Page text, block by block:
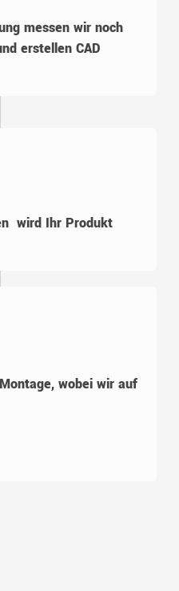
messen wir noch
erstellen CAD
wird Ihr Produkt
wobei wir auf